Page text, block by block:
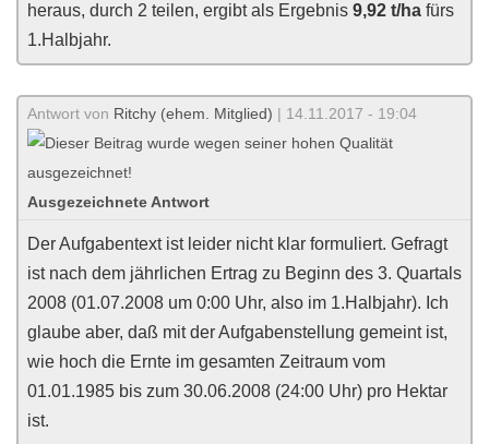
heraus, durch 2 teilen, ergibt als Ergebnis 9,92 t/ha fürs
1.Halbjahr.
Antwort von Ritchy (ehem. Mitglied) | 14.11.2017 - 19:04
Ausgezeichnete Antwort
Der Aufgabentext ist leider nicht klar formuliert. Gefragt
ist nach dem jährlichen Ertrag zu Beginn des 3. Quartals
2008 (01.07.2008 um 0:00 Uhr, also im 1.Halbjahr). Ich
glaube aber, daß mit der Aufgabenstellung gemeint ist,
wie hoch die Ernte im gesamten Zeitraum vom
01.01.1985 bis zum 30.06.2008 (24:00 Uhr) pro Hektar
ist.